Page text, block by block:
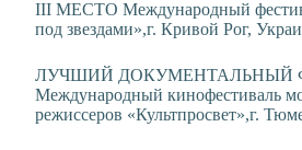
III МЕСТО Международный
под звездами»,г. Кривой Рог,
ЛУЧШИЙ ДОКУМЕНТАЛЬНЫЙ
Международный кинофестиваль
режиссеров «Культпросвет»,г.